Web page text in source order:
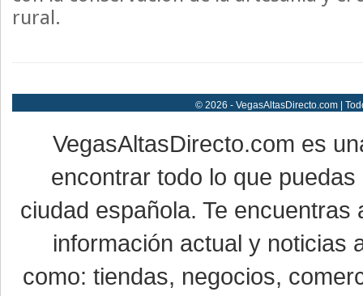
rural.
© 2026 - VegasAltasDirecto.com |
VegasAltasDirecto.com es
encontrar todo lo que
ciudad española. Te
información actual y noticias
como: tiendas, negocios,